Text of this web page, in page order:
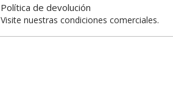
Política de devolución
Visite nuestras condiciones comerciales.